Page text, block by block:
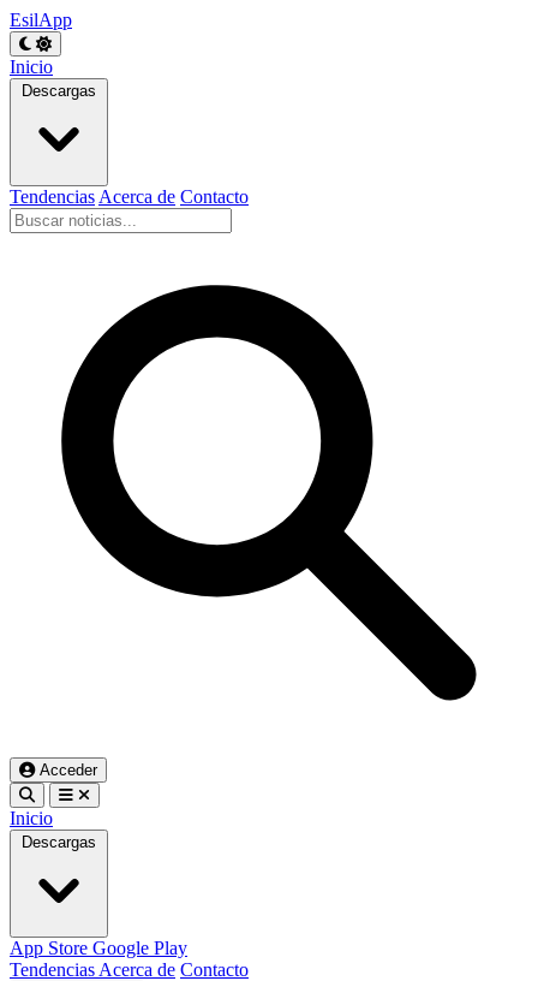
EsilApp
Inicio
Descargas
Tendencias Acerca de Contacto
Acceder
Inicio
Descargas
App Store Google Play
Tendencias Acerca de Contacto